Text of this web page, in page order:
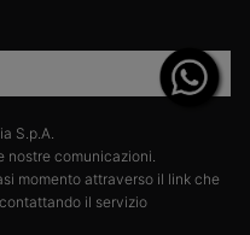
S.p.A.​
nostre comunicazioni.​
momento attraverso il link che
il servizio